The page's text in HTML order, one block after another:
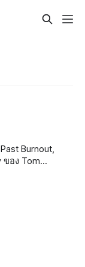
Burnout,
ของ Tom